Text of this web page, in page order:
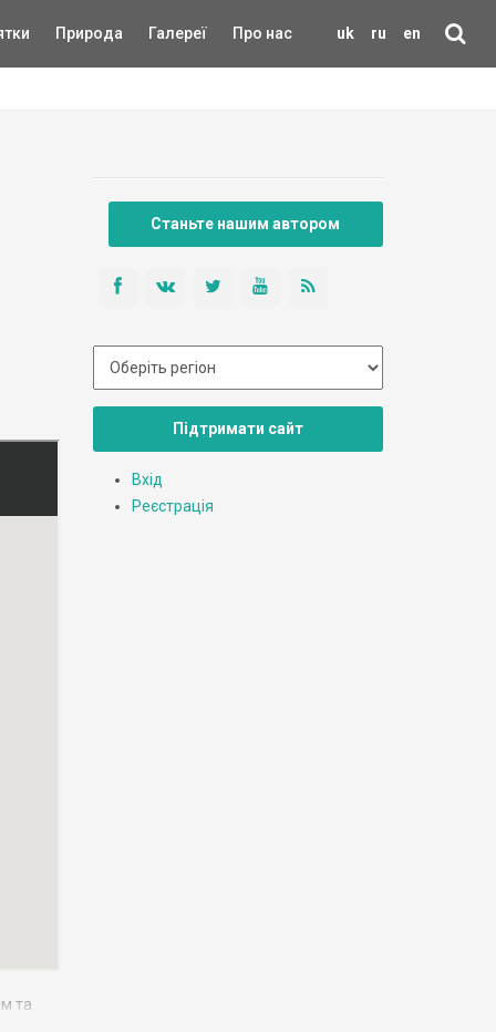
uk ru en
Природа Галереї Про нас
та
Станьте нашим автором
Підтримати сайт
Вхід
Реєстрація